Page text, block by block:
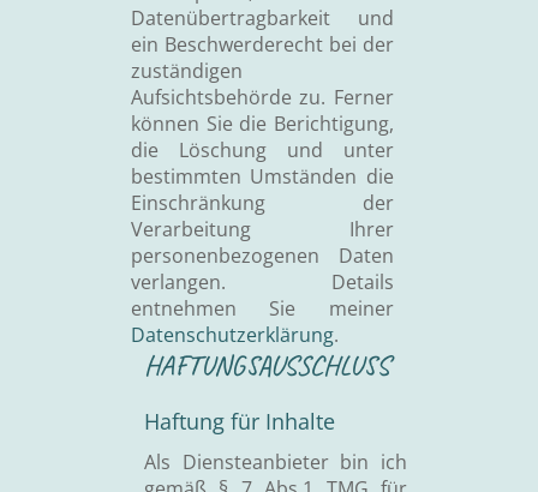
Datenübertragbarkeit und
ein Beschwerderecht bei der
zuständigen
Aufsichtsbehörde zu. Ferner
können Sie die Berichtigung,
die Löschung und unter
bestimmten Umständen die
Einschränkung der
Verarbeitung Ihrer
personenbezogenen Daten
verlangen. Details
entnehmen Sie meiner
Datenschutzerklärung.
HAFTUNGSAUSSCHLUSS
Haftung für Inhalte
Als Diensteanbieter bin ich